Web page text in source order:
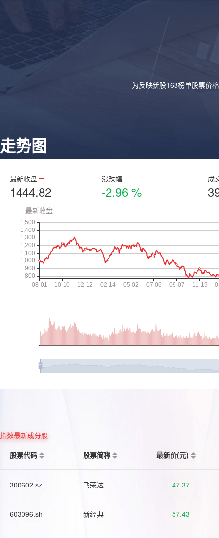
为反映新股168榜单股票价
走势图
最新收盘
1444.82
涨跌幅
-2.96 %
成
指数最新成分股
股票代码
股票简称 最新价(元)
300602.sz 飞荣达 47.37
603096.sh 新经典 57.43